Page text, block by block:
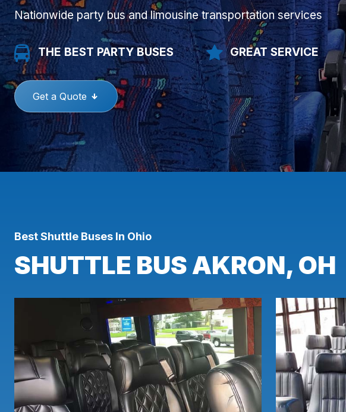
Nationwide party bus and limousine transportation services
THE BEST PARTY BUSES GREAT SERVICE
Get a Quote
Best Shuttle Buses In Ohio
SHUTTLE BUS AKRON, OH